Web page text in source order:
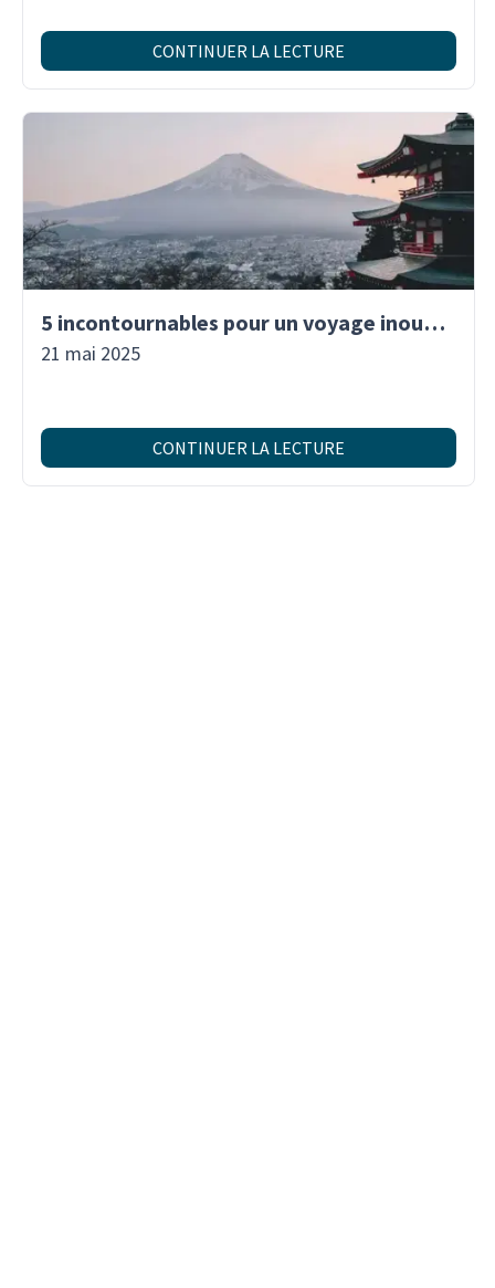
CONTINUER LA LECTURE
5 incontournables pour un voyage inoubliable au Japon
21 mai 2025
CONTINUER LA LECTURE